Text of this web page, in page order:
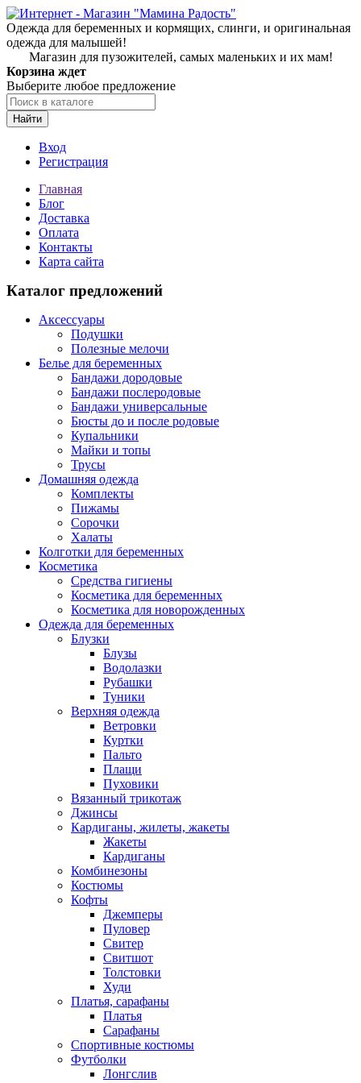
Одежда для беременных и кормящих, слинги, и оригинальная
одежда для малышей!
Магазин для пузожителей, самых маленьких и их мам!
Корзина ждет
Выберите любое предложение
Найти
Вход
Регистрация
Главная
Блог
Доставка
Оплата
Контакты
Карта сайта
Каталог предложений
Аксессуары
Подушки
Полезные мелочи
Белье для беременных
Бандажи дородовые
Бандажи послеродовые
Бандажи универсальные
Бюсты до и после родовые
Купальники
Майки и топы
Трусы
Домашняя одежда
Комплекты
Пижамы
Сорочки
Халаты
Колготки для беременных
Косметика
Cредства гигиены
Косметика для беременных
Косметика для новорожденных
Одежда для беременных
Блузки
Блузы
Водолазки
Рубашки
Туники
Верхняя одежда
Ветровки
Куртки
Пальто
Плащи
Пуховики
Вязанный трикотаж
Джинсы
Кардиганы, жилеты, жакеты
Жакеты
Кардиганы
Комбинезоны
Костюмы
Кофты
Джемперы
Пуловер
Свитер
Свитшот
Толстовки
Худи
Платья, сарафаны
Платья
Сарафаны
Спортивные костюмы
Футболки
Лонгслив